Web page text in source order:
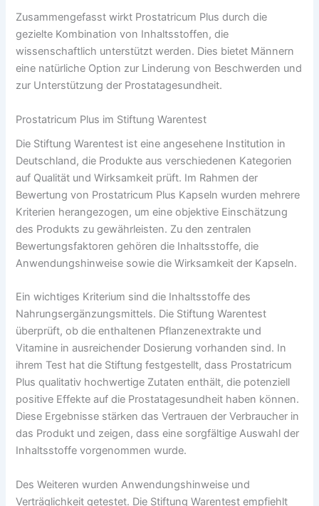
Zusammengefasst wirkt Prostatricum Plus durch die
gezielte Kombination von Inhaltsstoffen, die
wissenschaftlich unterstützt werden. Dies bietet Männern
eine natürliche Option zur Linderung von Beschwerden und
zur Unterstützung der Prostatagesundheit.
Prostatricum Plus im Stiftung Warentest
Die Stiftung Warentest ist eine angesehene Institution in
Deutschland, die Produkte aus verschiedenen Kategorien
auf Qualität und Wirksamkeit prüft. Im Rahmen der
Bewertung von Prostatricum Plus Kapseln wurden mehrere
Kriterien herangezogen, um eine objektive Einschätzung
des Produkts zu gewährleisten. Zu den zentralen
Bewertungsfaktoren gehören die Inhaltsstoffe, die
Anwendungshinweise sowie die Wirksamkeit der Kapseln.
Ein wichtiges Kriterium sind die Inhaltsstoffe des
Nahrungsergänzungsmittels. Die Stiftung Warentest
überprüft, ob die enthaltenen Pflanzenextrakte und
Vitamine in ausreichender Dosierung vorhanden sind. In
ihrem Test hat die Stiftung festgestellt, dass Prostatricum
Plus qualitativ hochwertige Zutaten enthält, die potenziell
positive Effekte auf die Prostatagesundheit haben können.
Diese Ergebnisse stärken das Vertrauen der Verbraucher in
das Produkt und zeigen, dass eine sorgfältige Auswahl der
Inhaltsstoffe vorgenommen wurde.
Des Weiteren wurden Anwendungshinweise und
Verträglichkeit getestet. Die Stiftung Warentest empfiehlt